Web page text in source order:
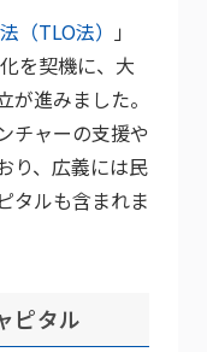
（TLO法）
」
を契機に、大
進みました。
チャーの支援や
り、広義には民
タルも含まれま
ピタル